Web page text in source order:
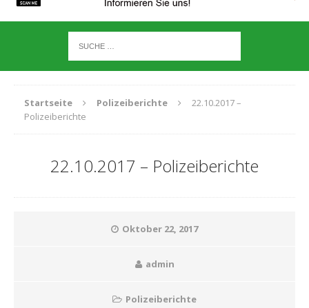
Startseite Polizeiberichte
22.10.2017 –
Polizeiberichte
22.10.2017 – Polizeiberichte
Oktober 22, 2017
admin
Polizeiberichte